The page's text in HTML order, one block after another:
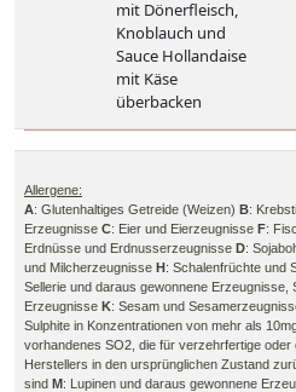
mit Dönerfleisch,
Knoblauch und
Sauce Hollandaise
mit Käse
überbacken
Allergene:
A: Glutenhaltiges Getreide (Weizen) B:
Erzeugnisse C: Eier und Eierzeugnisse F:
Erdnüsse und Erdnusserzeugnisse D:
und Milcherzeugnisse H: Schalenfrüchte und
Sellerie und daraus gewonnene Erzeugnisse,
Erzeugnisse K: Sesam und
Sulphite in Konzentrationen von mehr als
vorhandenes SO2, die für verzehrfertige oder
Herstellers in den ursprünglichen Zustand
sind M: Lupinen und daraus gewonnene